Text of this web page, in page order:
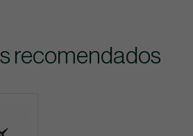
recomendados